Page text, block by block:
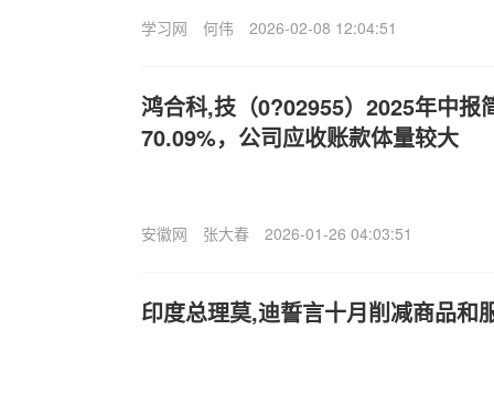
学习网 何伟 2026-02-08 12:04:51
鸿合科,技（0?02955）2025年中报
70.09%，公司应收账款体量较大
安徽网 张大春 2026-01-26 04:03:51
印度总理莫,迪誓言十月削减商品和